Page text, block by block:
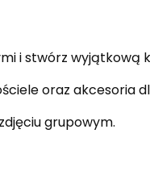
i stwórz wyjątkową
oraz akcesoria
grupowym.